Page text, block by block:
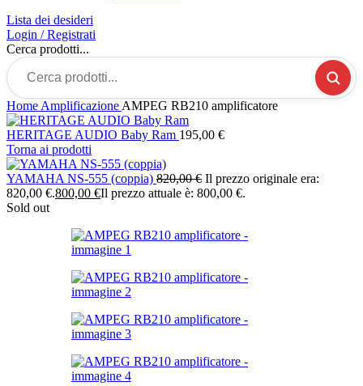
Lista dei desideri
Login / Registrati
Cerca prodotti...
Home Amplificazione AMPEG RB210 amplificatore
HERITAGE AUDIO Baby Ram 195,00 €
Torna ai prodotti
YAMAHA NS-555 (coppia) 820,00€ Il prezzo originale era:
820,00 €.800,00 €Il prezzo attuale è: 800,00 €.
Sold out